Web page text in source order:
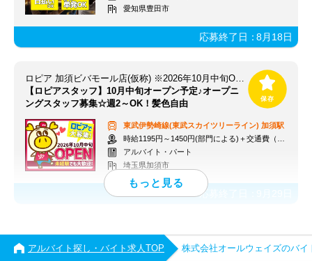
愛知県豊田市
応募終了日：8月18日
ロピア 加須ビバモール店(仮称) ※2026年10月中旬OPEN予定
【ロピアスタッフ】10月中旬オープン予定♪オープニ
ングスタッフ募集☆週2～OK！髪色自由
東武伊勢崎線(東武スカイツリーライン) 加須駅
時給1195円～1450円(部門による)＋交通費（社内規定）
アルバイト・パート
埼玉県加須市
応募終了日：
アルバイト探し・バイト求人TOP 株式会社オールウェイズのバイ